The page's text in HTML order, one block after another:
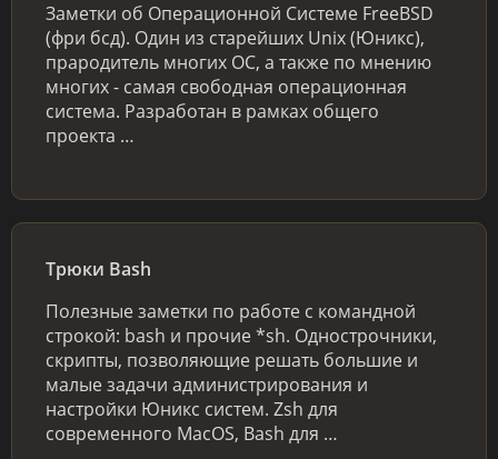
Заметки об Операционной Системе FreeBSD
(фри бсд). Один из старейших Unix (Юникс),
прародитель многих ОС, а также по мнению
многих - самая свободная операционная
система. Разработан в рамках общего
проекта …
Трюки Bash
Полезные заметки по работе с командной
строкой: bash и прочие *sh. Однострочники,
скрипты, позволяющие решать большие и
малые задачи администрирования и
настройки Юникс систем. Zsh для
современного MacOS, Bash для …